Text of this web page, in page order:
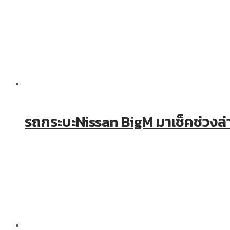
รถกระบะNissan BigM มาเช็คช่วง